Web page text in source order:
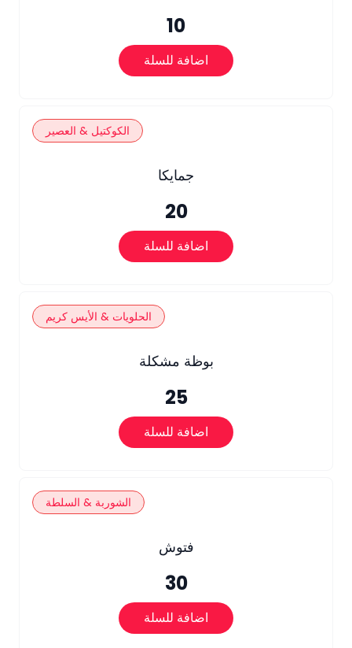
10
اضافة للسلة
الكوكتيل & العصير
جمايكا
20
اضافة للسلة
الحلويات & الأيس كريم
بوظة مشكلة
25
اضافة للسلة
الشوربة & السلطة
فتوش
30
اضافة للسلة